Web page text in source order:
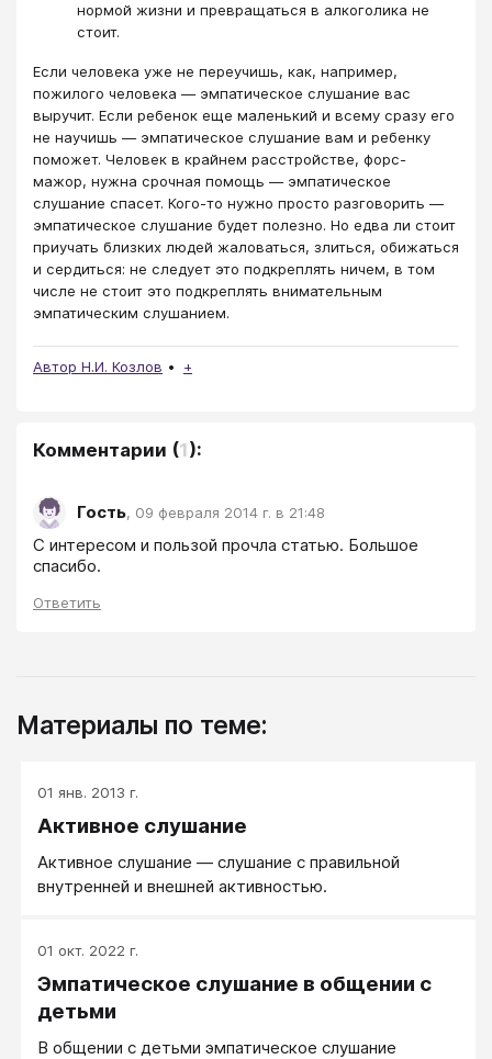
нормой жизни и превращаться в алкоголика не
стоит.
Если человека уже не переучишь, как, например,
пожилого человека — эмпатическое слушание вас
выручит. Если ребенок еще маленький и всему сразу его
не научишь — эмпатическое слушание вам и ребенку
поможет. Человек в крайнем расстройстве, форс-
мажор, нужна срочная помощь — эмпатическое
слушание спасет. Кого-то нужно просто разговорить —
эмпатическое слушание будет полезно. Но едва ли стоит
приучать близких людей жаловаться, злиться, обижаться
и сердиться: не следует это подкреплять ничем, в том
числе не стоит это подкреплять внимательным
эмпатическим слушанием.
Автор Н.И. Козлов +
Комментарии (1):
Гость, 09 февраля 2014 г. в 21:48
С интересом и пользой прочла статью. Большое
спасибо.
Ответить
Материалы по теме:
01 янв. 2013 г.
Активное слушание
Активное слушание — слушание с правильной
внутренней и внешней активностью.
01 окт. 2022 г.
Эмпатическое слушание в общении с
детьми
В общении с детьми эмпатическое слушание